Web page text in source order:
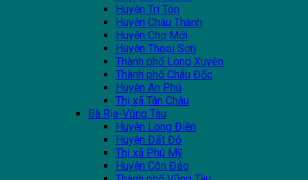
Huyện Tri Tôn
Huyện Châu Thành
Huyện Chợ Mới
Huyện Thoại Sơn
Thành phố Long Xuyên
Thành phố Châu Đốc
Huyện An Phú
Thị xã Tân Châu
Bà Rịa-Vũng Tàu
Huyện Long Điền
Huyện Đất Đỏ
Thị xã Phú Mỹ
Huyện Côn Đảo